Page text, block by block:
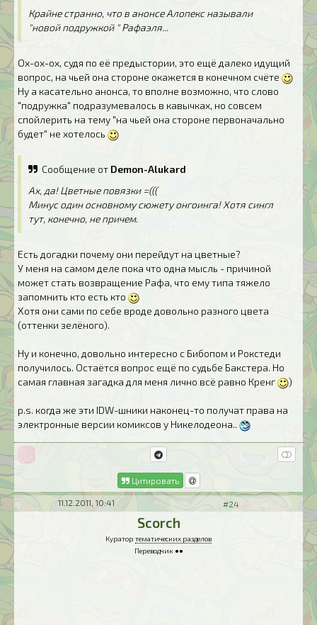
Крайне странно, что в анонсе Алопекс называли
"новой подружкой " Рафаэля...
Ох-ох-ох, судя по её предыстории, это ещё далеко идущий
вопрос, на чьей она стороне окажется в конечном счёте
Ну а касательно анонса, то вполне возможно, что слово
"подружка" подразумевалось в кавычках, но совсем
спойлерить на тему "на чьей она стороне первоначально
будет" не хотелось
Сообщение от Demon-Alukard
Ах, да! Цветные повязки =(((
Минус один основному сюжету онгоинга! Хотя сингл
тут, конечно, не причем.
Есть догадки почему они перейдут на цветные?
У меня на самом деле пока что одна мысль - причиной
может стать возвращение Рафа, что ему типа тяжело
запомнить кто есть кто
Хотя они сами по себе вроде довольно разного цвета
(оттенки зелёного).
Ну и конечно, довольно интересно с Бибопом и Рокстеди
получилось. Остаётся вопрос ещё по судьбе Бакстера. Но
самая главная загадка для меня лично всё равно Кренг
)
p.s. когда же эти IDW-шники наконец-то получат права на
электронные версии комиксов у Никелодеона..
Цитировать
11.12.2011, 10:41 #24
Scorch
Куратор тематических разделов
Переводчик ●●